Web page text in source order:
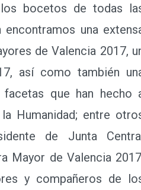
bocetos de todas
una
de Valencia 2017,
así como también
que han hecho
Humanidad; entre
de Junta
Mayor de Valencia
y compañeros de